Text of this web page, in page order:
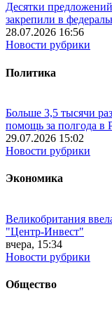
Десятки
закрепили в
28.07.2026 16:56
Новости рубрики
Политика
Больше 3,5 тысячи
помощь за полгода в
29.07.2026 15:02
Новости рубрики
Экономика
Великобритания
"Центр-Инвест"
вчера, 15:34
Новости рубрики
Общество